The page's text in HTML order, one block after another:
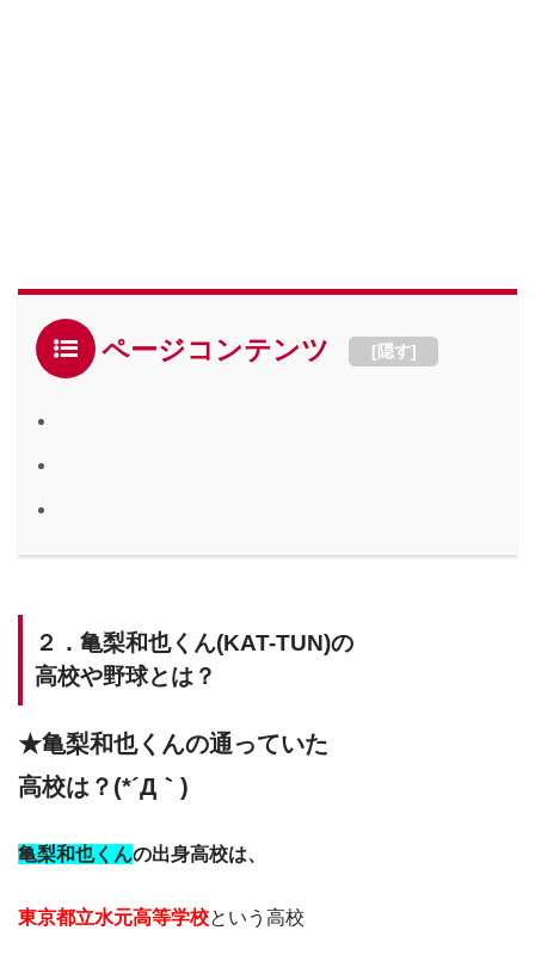
ページコンテンツ [隠す]
２．亀梨和也くん(KAT-TUN)の
高校や野球とは？
★亀梨和也くんの通っていた
高校は？ (*´Д｀)
亀梨和也くんの出身高校は、
東京都立水元高等学校という高校